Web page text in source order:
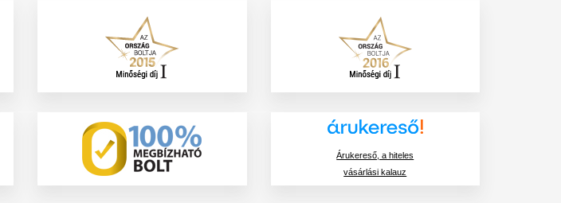
Árukereső, a hiteles
vásárlási kalauz